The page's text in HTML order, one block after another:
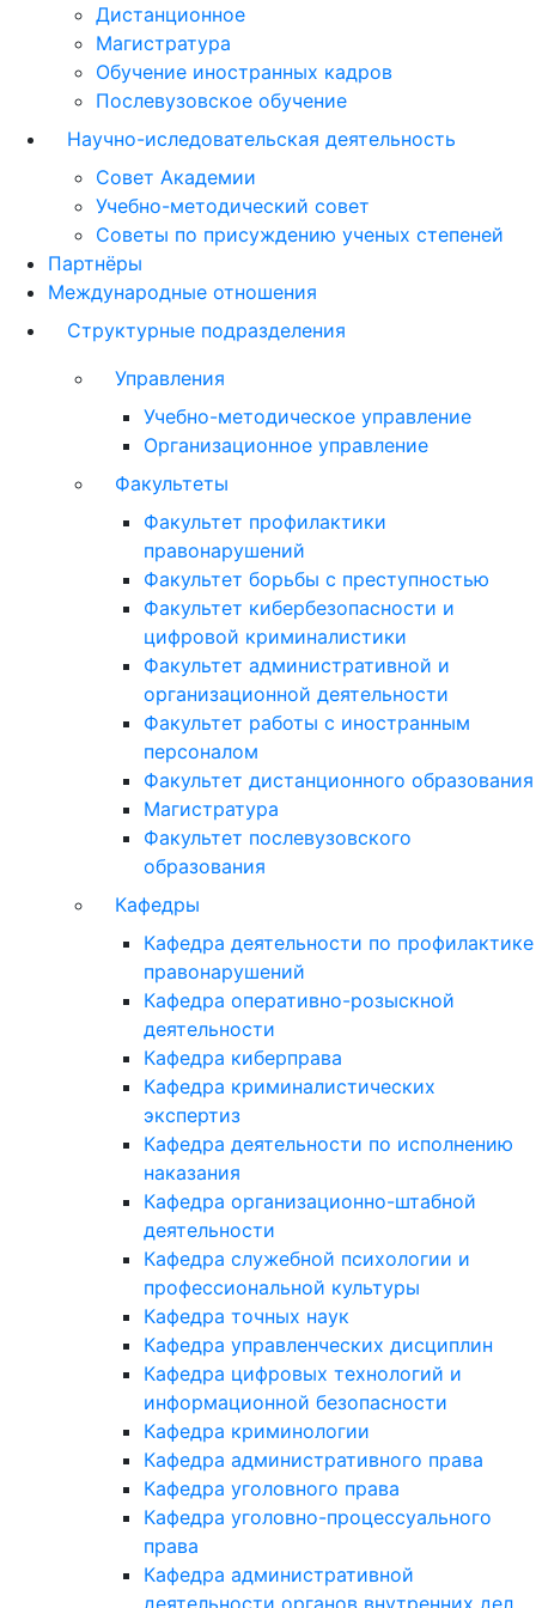
Дистанционное
Магистратура
Обучение иностранных кадров
Послевузовское обучение
Научно-иследовательская деятельность
Совет Академии
Учебно-методический совет
Советы по присуждению ученых степеней
Партнёры
Международные отношения
Структурные подразделения
Управления
Учебно-методическое управление
Организационное управление
Факультеты
Факультет профилактики
правонарушений
Факультет борьбы с преступностью
Факультет кибербезопасности и
цифровой криминалистики
Факультет административной и
организационной деятельности
Факультет работы с иностранным
персоналом
Факультет дистанционного образования
Магистратура
Факультет послевузовского
образования
Кафедры
Кафедра деятельности по профилактике
правонарушений
Кафедра оперативно-розыскной
деятельности
Кафедра киберправа
Кафедра криминалистических
экспертиз
Кафедра деятельности по исполнению
наказания
Кафедра организационно-штабной
деятельности
Кафедра служебной психологии и
профессиональной культуры
Кафедра точных наук
Кафедра управленческих дисциплин
Кафедра цифровых технологий и
информационной безопасности
Кафедра криминологии
Кафедра административного права
Кафедра уголовного права
Кафедра уголовно-процессуального
права
Кафедра административной
деятельности органов внутренних дел